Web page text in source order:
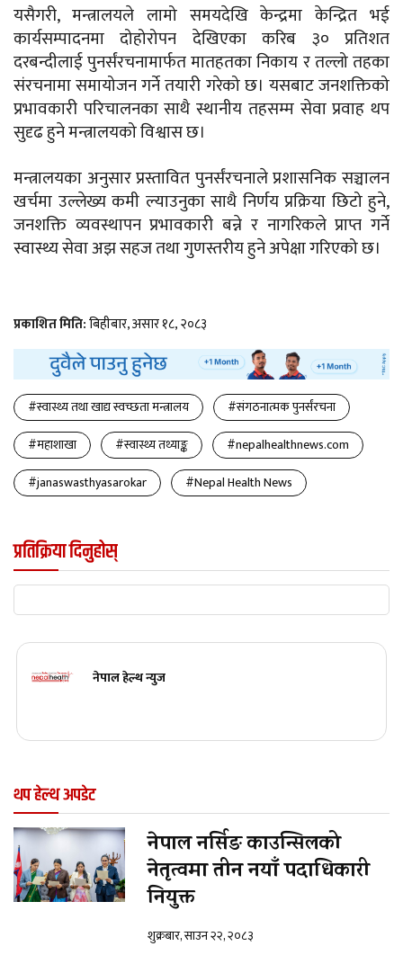
यसैगरी, मन्त्रालयले लामो समयदेखि केन्द्रमा केन्द्रित भई
कार्यसम्पादनमा दोहोरोपन देखिएका करिब ३० प्रतिशत
दरबन्दीलाई पुनर्संरचनामार्फत मातहतका निकाय र तल्लो तहका
संरचनामा समायोजन गर्ने तयारी गरेको छ। यसबाट जनशक्तिको
प्रभावकारी परिचालनका साथै स्थानीय तहसम्म सेवा प्रवाह थप
सुदृढ हुने मन्त्रालयको विश्वास छ।
मन्त्रालयका अनुसार प्रस्तावित पुनर्संरचनाले प्रशासनिक सञ्चालन
खर्चमा उल्लेख्य कमी ल्याउनुका साथै निर्णय प्रक्रिया छिटो हुने,
जनशक्ति व्यवस्थापन प्रभावकारी बन्ने र नागरिकले प्राप्त गर्ने
स्वास्थ्य सेवा अझ सहज तथा गुणस्तरीय हुने अपेक्षा गरिएको छ।
प्रकाशित मिति:बिहीबार, असार १८, २०८३
#स्वास्थ्य तथा खाद्य स्वच्छता मन्त्रालय
#संगठनात्मक पुनर्संरचना
#महाशाखा
#स्वास्थ्य तथ्याङ्क
#nepalhealthnews.com
#janaswasthyasarokar
#Nepal Health News
प्रतिक्रिया दिनुहोस्
नेपाल हेल्थ न्युज
थप हेल्थ अपडेट
नेपाल नर्सिङ काउन्सिलको
नेतृत्वमा तीन नयाँ पदाधिकारी
नियुक्त
शुक्रबार, साउन २२, २०८३